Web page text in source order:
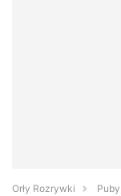
Orły Rozrywki